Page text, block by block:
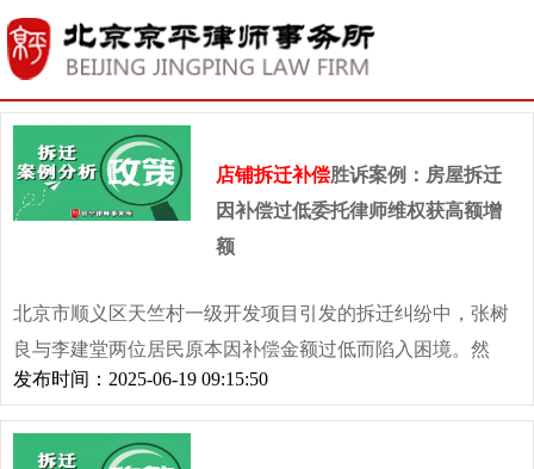
店铺拆迁补偿胜诉案例：房屋拆迁
因补偿过低委托律师维权获高额增
额
北京市顺义区天竺村一级开发项目引发的拆迁纠纷中，张树
良与李建堂两位居民原本因补偿金额过低而陷入困境。然
而，在委托北京京平专业拆迁律师团队后，案件迎来了戏剧
性转折——通过律师团队的精准维权，二人的拆迁补偿款在
原有基础上各大幅增加50万元，最终以远超预期的结果实现
发布时间：2025-06-19 09:15:50